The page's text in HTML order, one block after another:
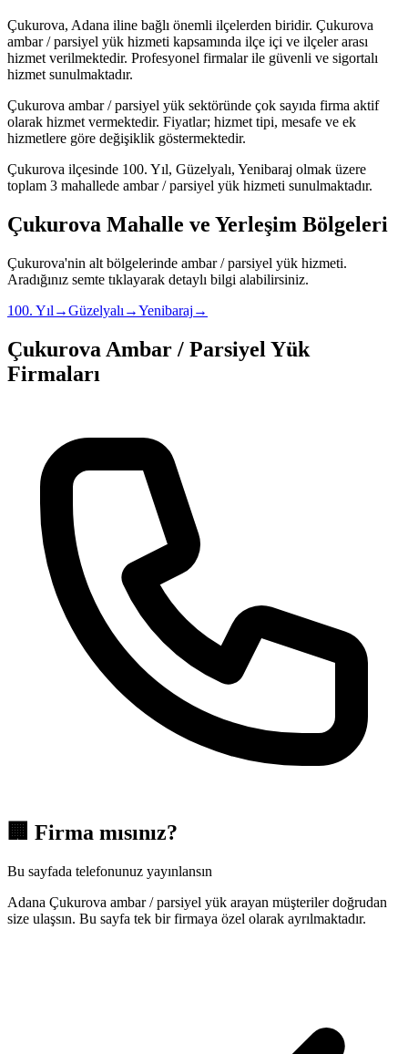
Çukurova, Adana iline bağlı önemli ilçelerden biridir. Çukurova
ambar / parsiyel yük hizmeti kapsamında ilçe içi ve ilçeler arası
hizmet verilmektedir. Profesyonel firmalar ile güvenli ve sigortalı
hizmet sunulmaktadır.
Çukurova ambar / parsiyel yük sektöründe çok sayıda firma aktif
olarak hizmet vermektedir. Fiyatlar; hizmet tipi, mesafe ve ek
hizmetlere göre değişiklik göstermektedir.
Çukurova ilçesinde 100. Yıl, Güzelyalı, Yenibaraj olmak üzere
toplam 3 mahallede ambar / parsiyel yük hizmeti sunulmaktadır.
Çukurova Mahalle ve Yerleşim Bölgeleri
Çukurova'nin alt bölgelerinde ambar / parsiyel yük hizmeti.
Aradığınız semte tıklayarak detaylı bilgi alabilirsiniz.
100. Yıl →Güzelyalı →Yenibaraj →
Çukurova Ambar / Parsiyel Yük
Firmaları
🏢 Firma mısınız?
Bu sayfada telefonunuz yayınlansın
Adana Çukurova ambar / parsiyel yük arayan müşteriler doğrudan
size ulaşsın. Bu sayfa tek bir firmaya özel olarak ayrılmaktadır.